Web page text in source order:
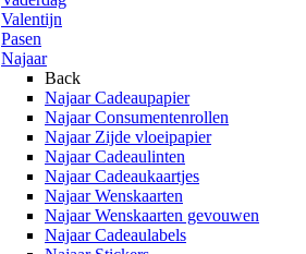
Valentijn
Pasen
Najaar
Back
Najaar Cadeaupapier
Najaar Consumentenrollen
Najaar Zijde vloeipapier
Najaar Cadeaulinten
Najaar Cadeaukaartjes
Najaar Wenskaarten
Najaar Wenskaarten gevouwen
Najaar Cadeaulabels